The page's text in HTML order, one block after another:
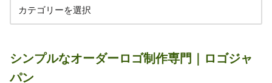
シンプルなオーダーロゴ制作専門｜ロゴジャ
パン